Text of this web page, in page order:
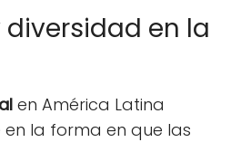
en la
en América Latina
la forma en que las